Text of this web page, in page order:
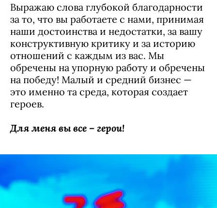
Выражаю слова глубокой благодарности
за то, что вы работаете с нами, принимая
наши достоинства и недостатки, за вашу
конструктивную критику и за историю
отношений с каждым из вас. Мы
обречены на упорную работу и обречены
на победу! Малый и средний бизнес —
это именно та среда, которая создает
героев.
Для меня вы все – герои!